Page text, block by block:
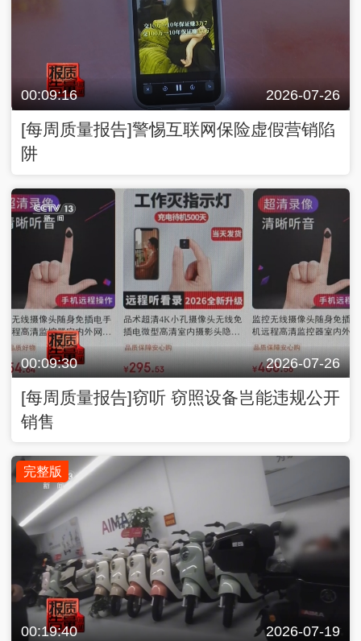
00:09:16 2026-07-26
[每周质量报告]警惕互联网保险虚假营销陷
阱
00:09:30 2026-07-26
[每周质量报告]窃听 窃照设备岂能违规公开
销售
完整版
00:19:40 2026-07-19